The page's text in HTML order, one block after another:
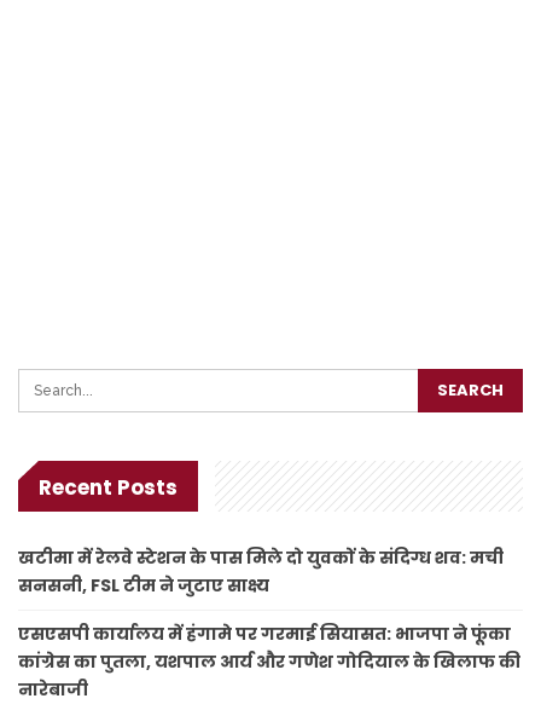
Recent Posts
खटीमा में रेलवे स्टेशन के पास मिले दो युवकों के संदिग्ध शव: मची
सनसनी, FSL टीम ने जुटाए साक्ष्य
एसएसपी कार्यालय में हंगामे पर गरमाई सियासत: भाजपा ने फूंका
कांग्रेस का पुतला, यशपाल आर्य और गणेश गोदियाल के खिलाफ की
नारेबाजी